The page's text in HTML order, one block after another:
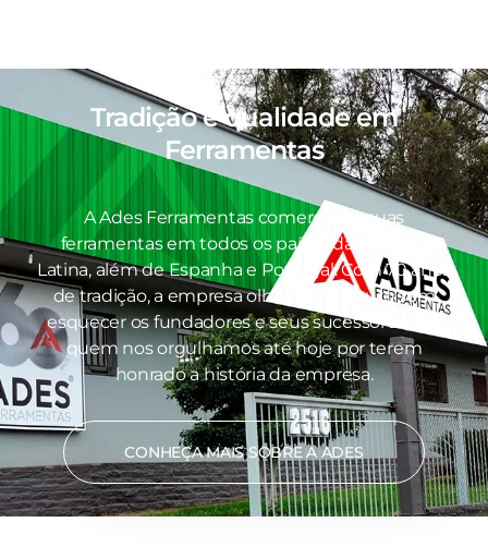
Tradição e qualidade em
Ferramentas
A Ades Ferramentas comercializa suas
ferramentas em todos os países da América
Latina, além de Espanha e Portugal. Com 70 anos
de tradição, a empresa olha para o futuro sem
esquecer os fundadores e seus sucessores, por
quem nos orgulhamos até hoje por terem
honrado a história da empresa.
CONHEÇA MAIS SOBRE A ADES